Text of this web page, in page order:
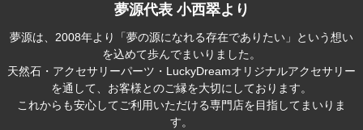
夢源代表 小西翠より
夢源は、2008年より「夢の源になれる存在でありたい」という想い
を込めて歩んでまいりました。
天然石・アクセサリーパーツ・LuckyDreamオリジナルアクセサリー
を通して、お客様とのご縁を大切にしております。
これからも安心してご利用いただける専門店を目指してまいりま
す。